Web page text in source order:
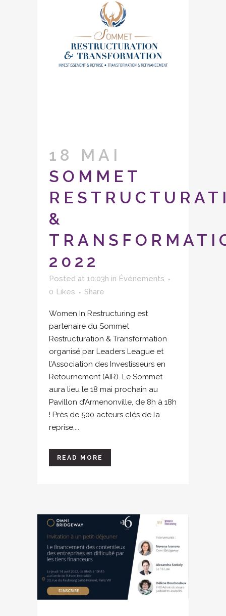
18 MAI
SOMMET
&
2022
Posted at 10:03h in Événements
0 Likes Share
Women In Restructuring est
partenaire du Sommet
Restructuration & Transformation
organisé par Leaders League et
l’Association des Investisseurs en
Retournement (AIR). Le Sommet
aura lieu le 18 mai prochain au
Pavillon d’Armenonville, de 8h à 18h
! Près de 500 acteurs clés de la
reprise,...
READ MORE